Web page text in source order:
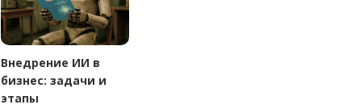
Внедрение ИИ в
бизнес: задачи и
этапы